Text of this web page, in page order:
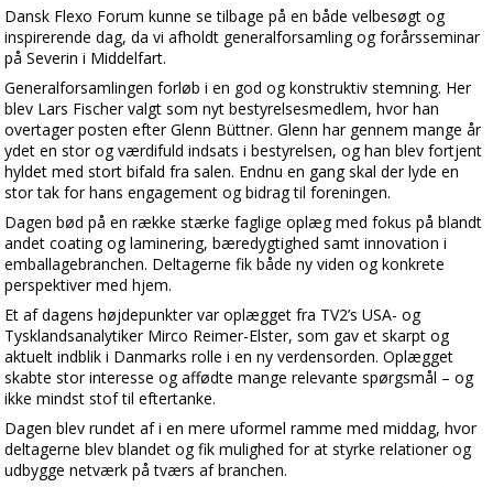
Dansk Flexo Forum kunne se tilbage på en både velbesøgt og
inspirerende dag, da vi afholdt generalforsamling og forårsseminar
på Severin i Middelfart.
Generalforsamlingen forløb i en god og konstruktiv stemning. Her
blev Lars Fischer valgt som nyt bestyrelsesmedlem, hvor han
overtager posten efter Glenn Büttner. Glenn har gennem mange år
ydet en stor og værdifuld indsats i bestyrelsen, og han blev fortjent
hyldet med stort bifald fra salen. Endnu en gang skal der lyde en
stor tak for hans engagement og bidrag til foreningen.
Dagen bød på en række stærke faglige oplæg med fokus på blandt
andet coating og laminering, bæredygtighed samt innovation i
emballagebranchen. Deltagerne fik både ny viden og konkrete
perspektiver med hjem.
Et af dagens højdepunkter var oplægget fra TV2’s USA- og
Tysklandsanalytiker Mirco Reimer-Elster, som gav et skarpt og
aktuelt indblik i Danmarks rolle i en ny verdensorden. Oplægget
skabte stor interesse og affødte mange relevante spørgsmål – og
ikke mindst stof til eftertanke.
Dagen blev rundet af i en mere uformel ramme med middag, hvor
deltagerne blev blandet og fik mulighed for at styrke relationer og
udbygge netværk på tværs af branchen.